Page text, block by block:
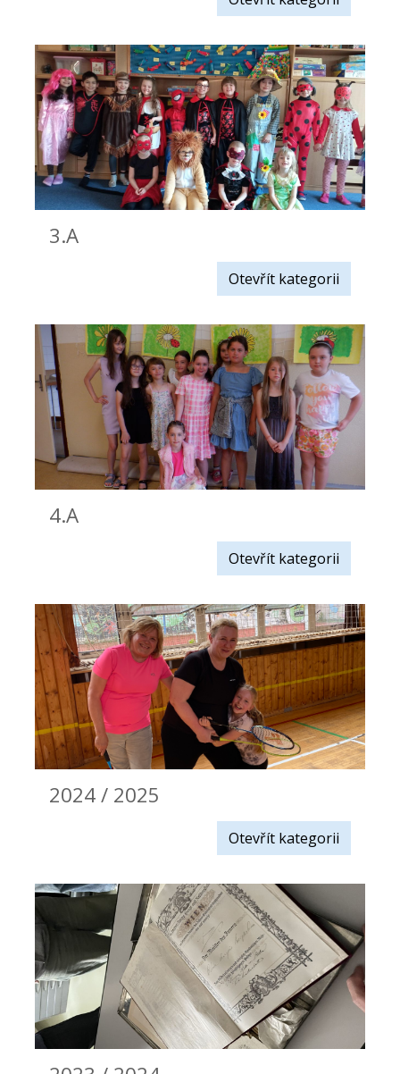
3.A
Otevřít kategorii
4.A
Otevřít kategorii
2024 / 2025
Otevřít kategorii